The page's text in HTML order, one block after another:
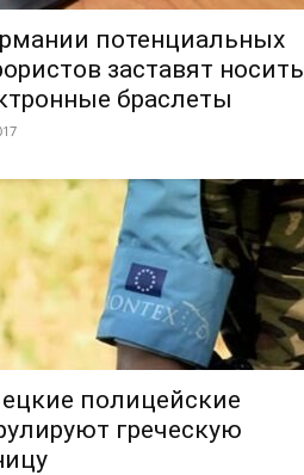
потенциальных
заставят носить
браслеты
полицейские
греческую